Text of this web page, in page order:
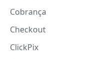
Cobrança
Checkout
ClickPix